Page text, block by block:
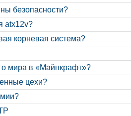
безопасности?
atx12v?
корневая система?
мира в «Майнкрафт»?
цехи?